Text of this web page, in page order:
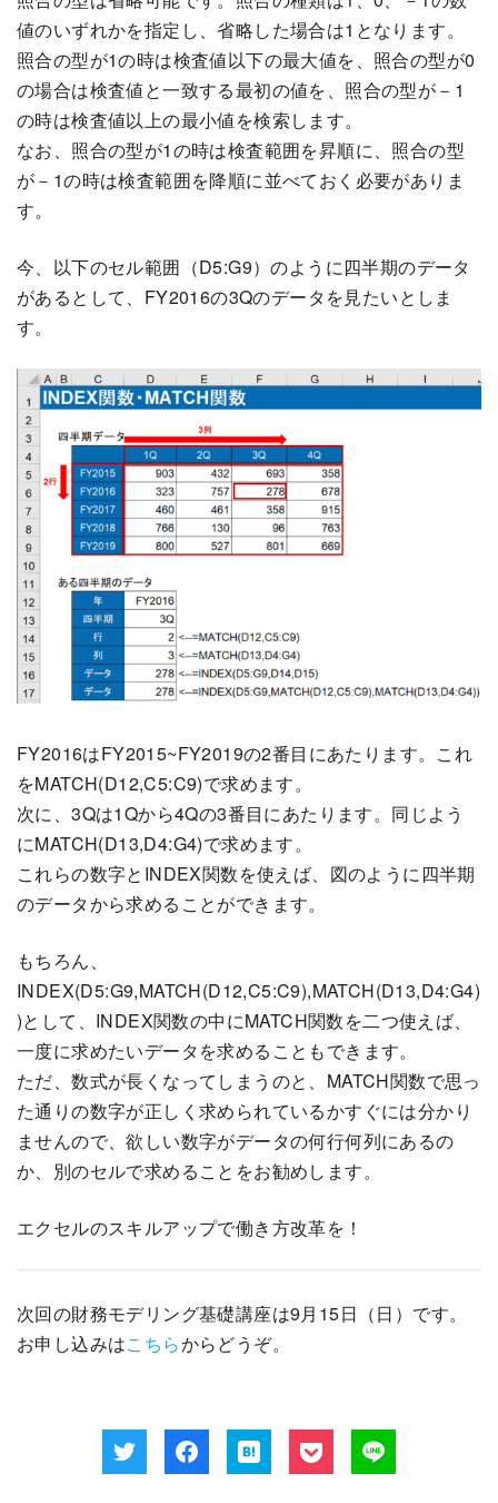
値のいずれかを指定し、省略した場合は1となります。
照合の型が1の時は検査値以下の最大値を、照合の型が0
の場合は検査値と一致する最初の値を、照合の型が－1
の時は検査値以上の最小値を検索します。
なお、照合の型が1の時は検査範囲を昇順に、照合の型
が－1の時は検査範囲を降順に並べておく必要がありま
す。
今、以下のセル範囲（D5:G9）のように四半期のデータ
があるとして、FY2016の3Qのデータを見たいとしま
す。
FY2016はFY2015~FY2019の2番目にあたります。これ
をMATCH(D12,C5:C9)で求めます。
次に、3Qは1Qから4Qの3番目にあたります。同じよう
にMATCH(D13,D4:G4)で求めます。
これらの数字とINDEX関数を使えば、図のように四半期
のデータから求めることができます。
もちろん、
INDEX(D5:G9,MATCH(D12,C5:C9),MATCH(D13,D4:G4)
)として、INDEX関数の中にMATCH関数を二つ使えば、
一度に求めたいデータを求めることもできます。
ただ、数式が長くなってしまうのと、MATCH関数で思っ
た通りの数字が正しく求められているかすぐには分かり
ませんので、欲しい数字がデータの何行何列にあるの
か、別のセルで求めることをお勧めします。
エクセルのスキルアップで働き方改革を！
次回の財務モデリング基礎講座は9月15日（日）です。
お申し込みはこちらからどうぞ。